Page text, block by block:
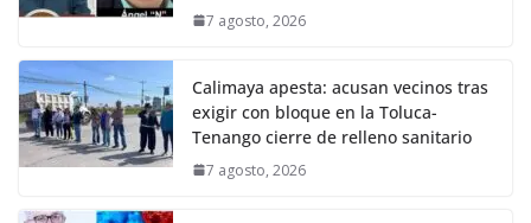
7 agosto, 2026
Calimaya apesta: acusan vecinos tras
exigir con bloque en la Toluca-
Tenango cierre de relleno sanitario
7 agosto, 2026